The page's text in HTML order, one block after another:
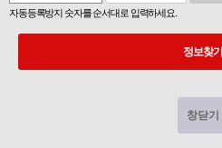
자동등록방지 숫자를 순서대로 입력하세요.
정보찾기
창닫기